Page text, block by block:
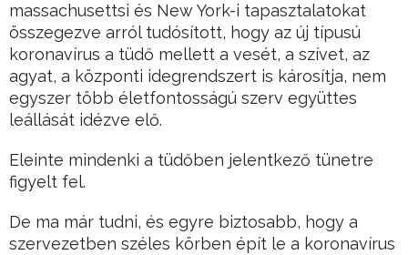
massachusettsi és New York-i tapasztalatokat
összegezve arról tudósított, hogy az új típusú
koronavírus a tüdő mellett a vesét, a szívet, az
agyat, a központi idegrendszert is károsítja, nem
egyszer több életfontosságú szerv együttes
leállását idézve elő.
Eleinte mindenki a tüdőben jelentkező tünetre
figyelt fel.
De ma már tudni, és egyre biztosabb, hogy a
szervezetben széles körben épít le a koronavírus